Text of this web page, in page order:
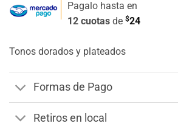
Pagalo hasta en
12 cuotas de $24
Tonos dorados y plateados
Formas de Pago
Retiros en local